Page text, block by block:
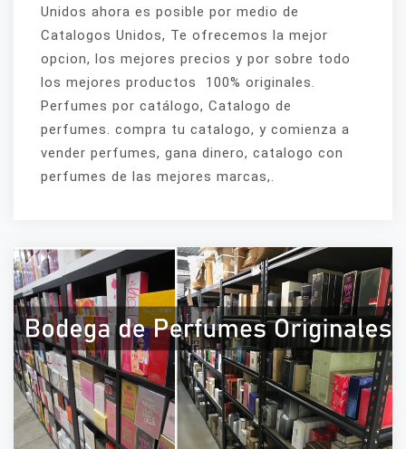
Unidos ahora es posible por medio de
Catalogos Unidos, Te ofrecemos la mejor
opcion, los mejores precios y por sobre todo
los mejores productos 100% originales.
Perfumes por catálogo, Catalogo de
perfumes. compra tu catalogo, y comienza a
vender perfumes, gana dinero, catalogo con
perfumes de las mejores marcas,.